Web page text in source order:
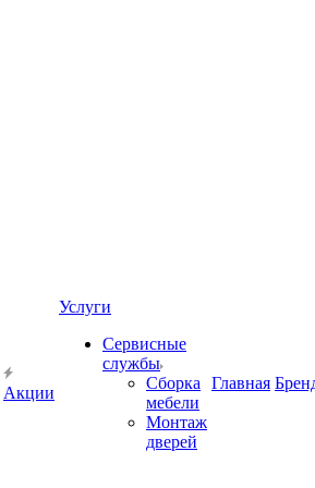
Акции
Услуги
Сервисные
службы
Сборка
мебели
Монтаж
дверей
Главная